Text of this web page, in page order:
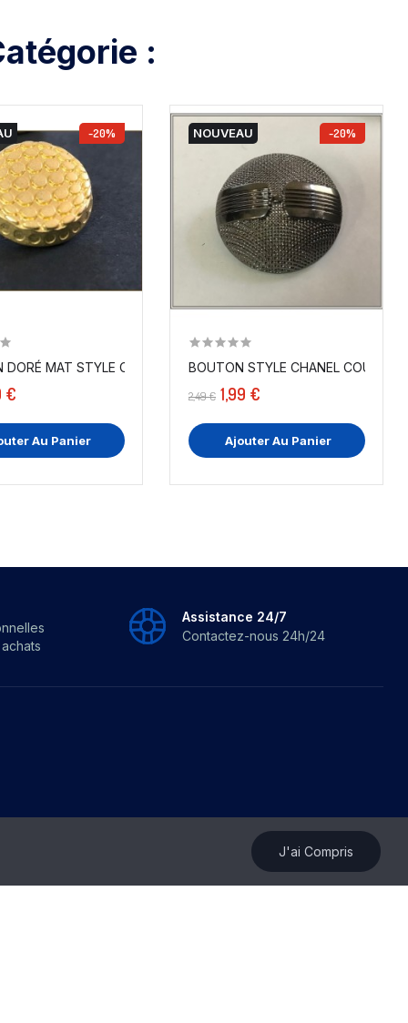
:
-20%
DORÉ MAT STYLE CHANEL COUTURE DIAMÈTRE...
€
Au Panier
NOUVEAU -20%
BOUTON STYLE CHANEL COULEUR
2,49 € 1,99 €
Ajouter Au Panier
Assistance 24/7
Contactez-nous 24h/24
J'ai Compris